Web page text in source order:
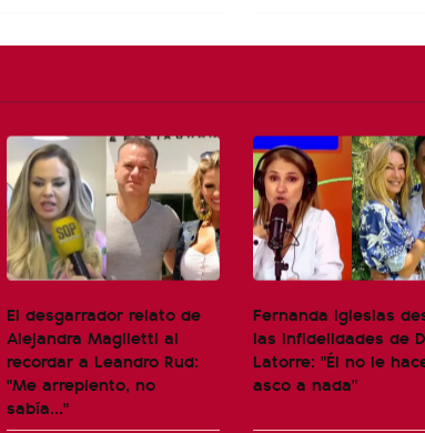
El desgarrador relato de
Alejandra Maglietti al
recordar a Leandro Rud:
"Me arrepiento, no
sabía..."
Fernanda Iglesias
las infidelidades de
Latorre: "Él no le
asco a nada"